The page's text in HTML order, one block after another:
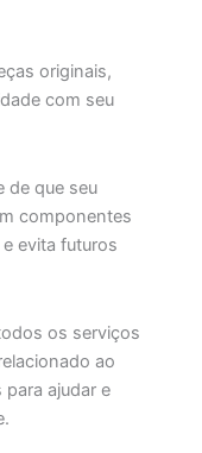
originais,
com seu
de que seu
componentes
evita futuros
os serviços
ao
ajudar e